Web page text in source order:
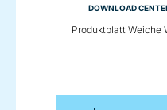
DOWNLOAD
Produktblatt Weiche